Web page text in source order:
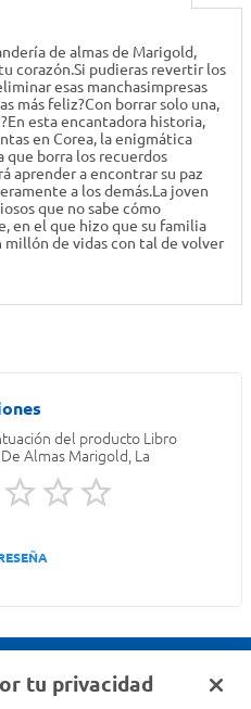
de almas de Marigold,
corazón.Si pudieras revertir los
esas manchasimpresas
más feliz?Con borrar solo una,
esta encantadora historia,
en Corea, la enigmática
que borra los recuerdos
aprender a encontrar su paz
a los demás.La joven
que no sabe cómo
en el que hizo que su familia
de vidas con tal de volver
del producto Libro
Almas Marigold, La
tu privacidad